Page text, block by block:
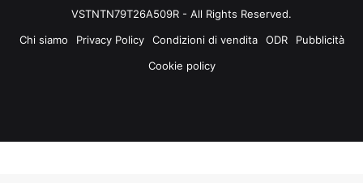
VSTNTN79T26A509R - All Rights Reserved.
Chi siamo
Privacy Policy Condizioni di vendita ODR
Pubblicità
Cookie policy
Tube